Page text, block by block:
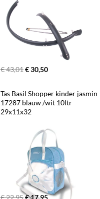
€ 43,01€ 30,50
Tas Basil Shopper kinder jasmin
17287 blauw /wit 10ltr
29x11x32
€ 22,95€ 17,95